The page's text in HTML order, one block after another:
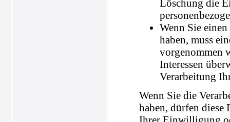
Löschung die
Wenn Sie
haben, muss
vorgenommen
Interessen
Verarbeitung
Wenn Sie die
haben, dürfen diese